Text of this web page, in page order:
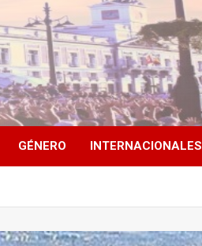
GÉNERO INTERNACIONALES